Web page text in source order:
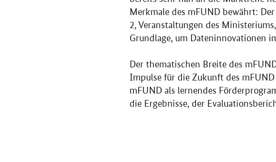
Merkmale des mFUND bewährt:
2, Veranstaltungen des
Grundlage, um Dateninnovationen
Der thematischen Breite des
Impulse für die Zukunft des
mFUND als lernendes
die Ergebnisse, der